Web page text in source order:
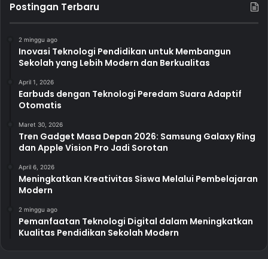
Postingan Terbaru
2 minggu ago
Inovasi Teknologi Pendidikan untuk Membangun
Sekolah yang Lebih Modern dan Berkualitas
April 1, 2026
Earbuds dengan Teknologi Peredam Suara Adaptif
Otomatis
Maret 30, 2026
Tren Gadget Masa Depan 2026: Samsung Galaxy Ring
dan Apple Vision Pro Jadi Sorotan
April 6, 2026
Meningkatkan Kreativitas Siswa Melalui Pembelajaran
Modern
2 minggu ago
Pemanfaatan Teknologi Digital dalam Meningkatkan
Kualitas Pendidikan Sekolah Modern